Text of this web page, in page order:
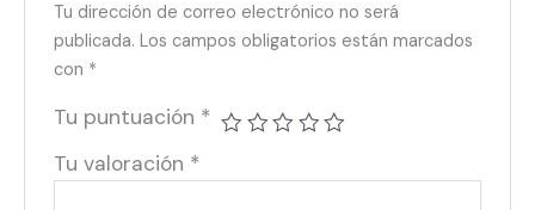
Tu dirección de correo electrónico no será
publicada. Los campos obligatorios están marcados
con *
Tu puntuación *
Tu valoración *